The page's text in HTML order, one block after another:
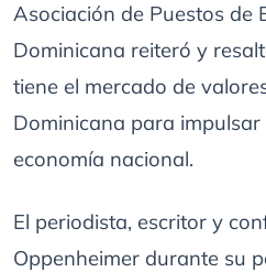
Asociación de Puestos de
Dominicana reiteró y
tiene el mercado de
Dominicana para
economía nacional.
El periodista, escritor y
Oppenheimer durante su